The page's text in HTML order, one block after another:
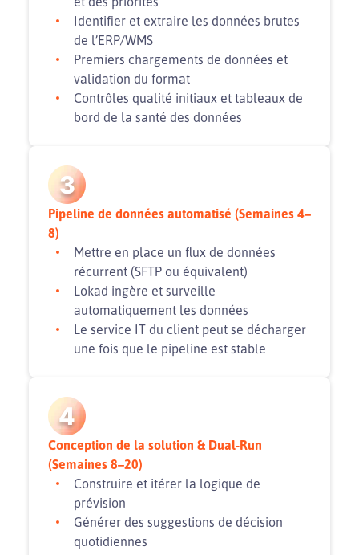
Identifier et extraire les données brutes
de l’ERP/WMS
Premiers chargements de données et
validation du format
Contrôles qualité initiaux et tableaux de
bord de la santé des données
3
Pipeline de données automatisé (Semaines 4–
8)
Mettre en place un flux de données
récurrent (SFTP ou équivalent)
Lokad ingère et surveille
automatiquement les données
Le service IT du client peut se décharger
une fois que le pipeline est stable
4
Conception de la solution & Dual-Run
(Semaines 8–20)
Construire et itérer la logique de
prévision
Générer des suggestions de décision
quotidiennes